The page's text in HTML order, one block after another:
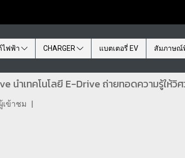
ไฟฟ้า CHARGER แบตเตอรี่ EV สัมภาษณ์
นำเทคโนโลยี E-Drive ถ่ายทอดความรู้ให้วิ
เข้าชม |